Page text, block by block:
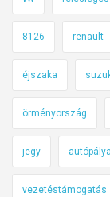
8126 renault
éjszaka
örményország
jegy
vezetéstámogatás